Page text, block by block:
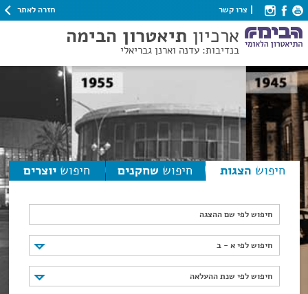
צרו קשר חזרה לאתר
ארכיון תיאטרון הבימה
בנדיבות: עדנה וארנן גבריאלי
חיפוש הצגות חיפוש שחקנים חיפוש יוצרים
חיפוש לפי שם ההצגה
חיפוש לפי א - ב
חיפוש לפי א - ב
חיפוש לפי שנת ההעלאה
חיפוש לפי שנת ההעלאה